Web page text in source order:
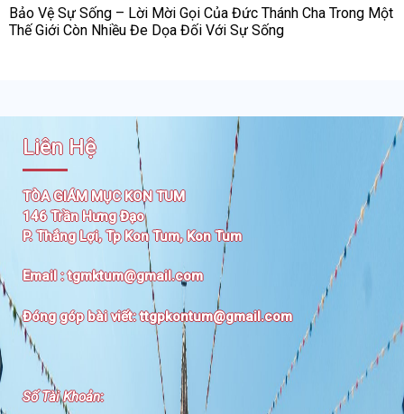
Bảo Vệ Sự Sống – Lời Mời Gọi Của Đức Thánh Cha Trong Một
Thế Giới Còn Nhiều Đe Dọa Đối Với Sự Sống
Liên Hệ
TÒA GIÁM MỤC KON TUM
146 Trần Hưng Đạo
P. Thắng Lợi, Tp Kon Tum, Kon Tum
Email :tgmktum@gmail.com
Đóng góp bài viết:ttgpkontum@gmail.com
Số Tài Khoản: